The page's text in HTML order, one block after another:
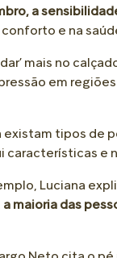
a
e na
mais no
em
tipos de
características e
Luciana
a maioria das